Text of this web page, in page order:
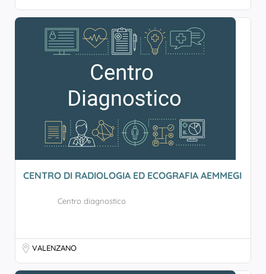
CENTRO DI RADIOLOGIA ED ECOGRAFIA AEMMEGI
Centro diagnostico
VALENZANO